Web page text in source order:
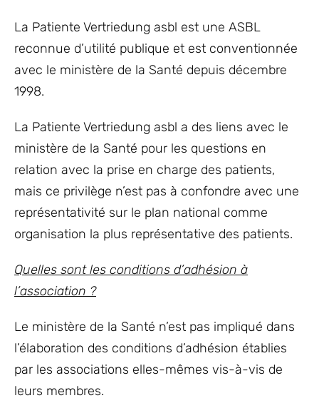
La Patiente Vertriedung asbl est une ASBL
reconnue d’utilité publique et est conventionnée
avec le ministère de la Santé depuis décembre
1998.
La Patiente Vertriedung asbl a des liens avec le
ministère de la Santé pour les questions en
relation avec la prise en charge des patients,
mais ce privilège n’est pas à confondre avec une
représentativité sur le plan national comme
organisation la plus représentative des patients.
Quelles sont les conditions d’adhésion à
l’association ?
Le ministère de la Santé n’est pas impliqué dans
l’élaboration des conditions d’adhésion établies
par les associations elles-mêmes vis-à-vis de
leurs membres.